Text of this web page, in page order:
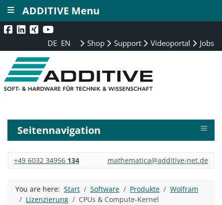
DE EN Shop Support Videoportal Jobs
Seitennavigation ≡
+49 6032 34956 134 mathematica@additive-net.de
You are here:Start Software Produkte
Wolfram
Lizenzierung
CPUs & Compute-Kernel
ADDITIVE Menu
≡